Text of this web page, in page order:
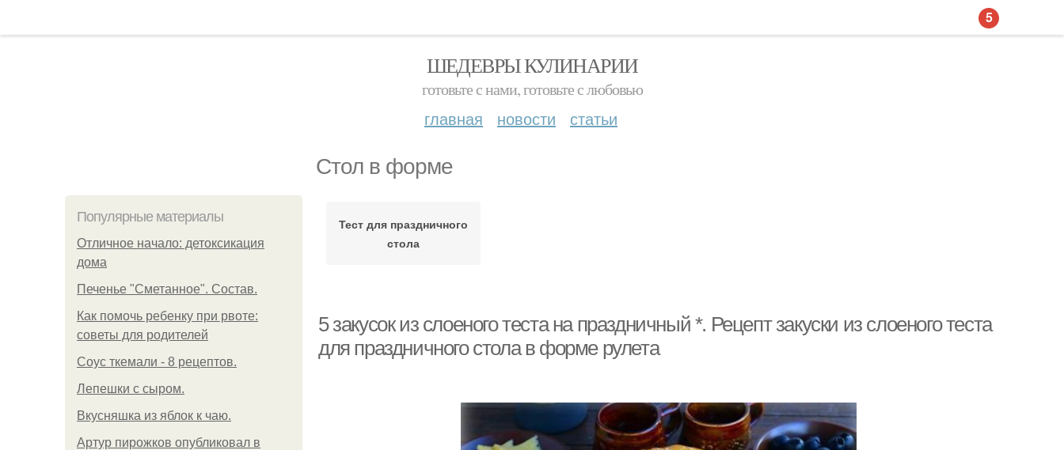
ШЕДЕВРЫ КУЛИНАРИИ
готовьте с нами, готовьте с любовью
главная новости статьи
Стол в форме
Популярные материалы
Отличное начало: детоксикация
дома
Печенье "Сметанное". Состав.
Как помочь ребенку при рвоте:
советы для родителей
Соус ткемали - 8 рецептов.
Лепешки с сыром.
Вкусняшка из яблок к чаю.
Артур пирожков опубликовал в
Тест для праздничного
стола
5 закусок из слоеного теста на праздничный *. Рецепт закуски из слоеного теста
для праздничного стола в форме рулета
5